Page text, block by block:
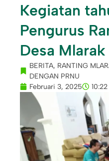
Kegiatan
Pengurus
Desa Mlarak
BERITA, RANTING
DENGAN PRNU
Februari 3, 2025